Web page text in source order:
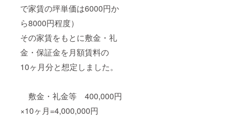
で家賃の坪単価は6000円か
ら8000円程度）
その家賃をもとに敷金・礼
金・保証金を月額賃料の
10ヶ月分と想定しました。
敷金・礼金等 400,000円
×10ヶ月=4,000,000円